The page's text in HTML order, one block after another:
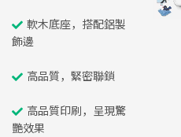
軟木底座，搭配鋁製
飾邊
高品質，緊密聯鎖
高品質印刷，呈現驚
艷效果